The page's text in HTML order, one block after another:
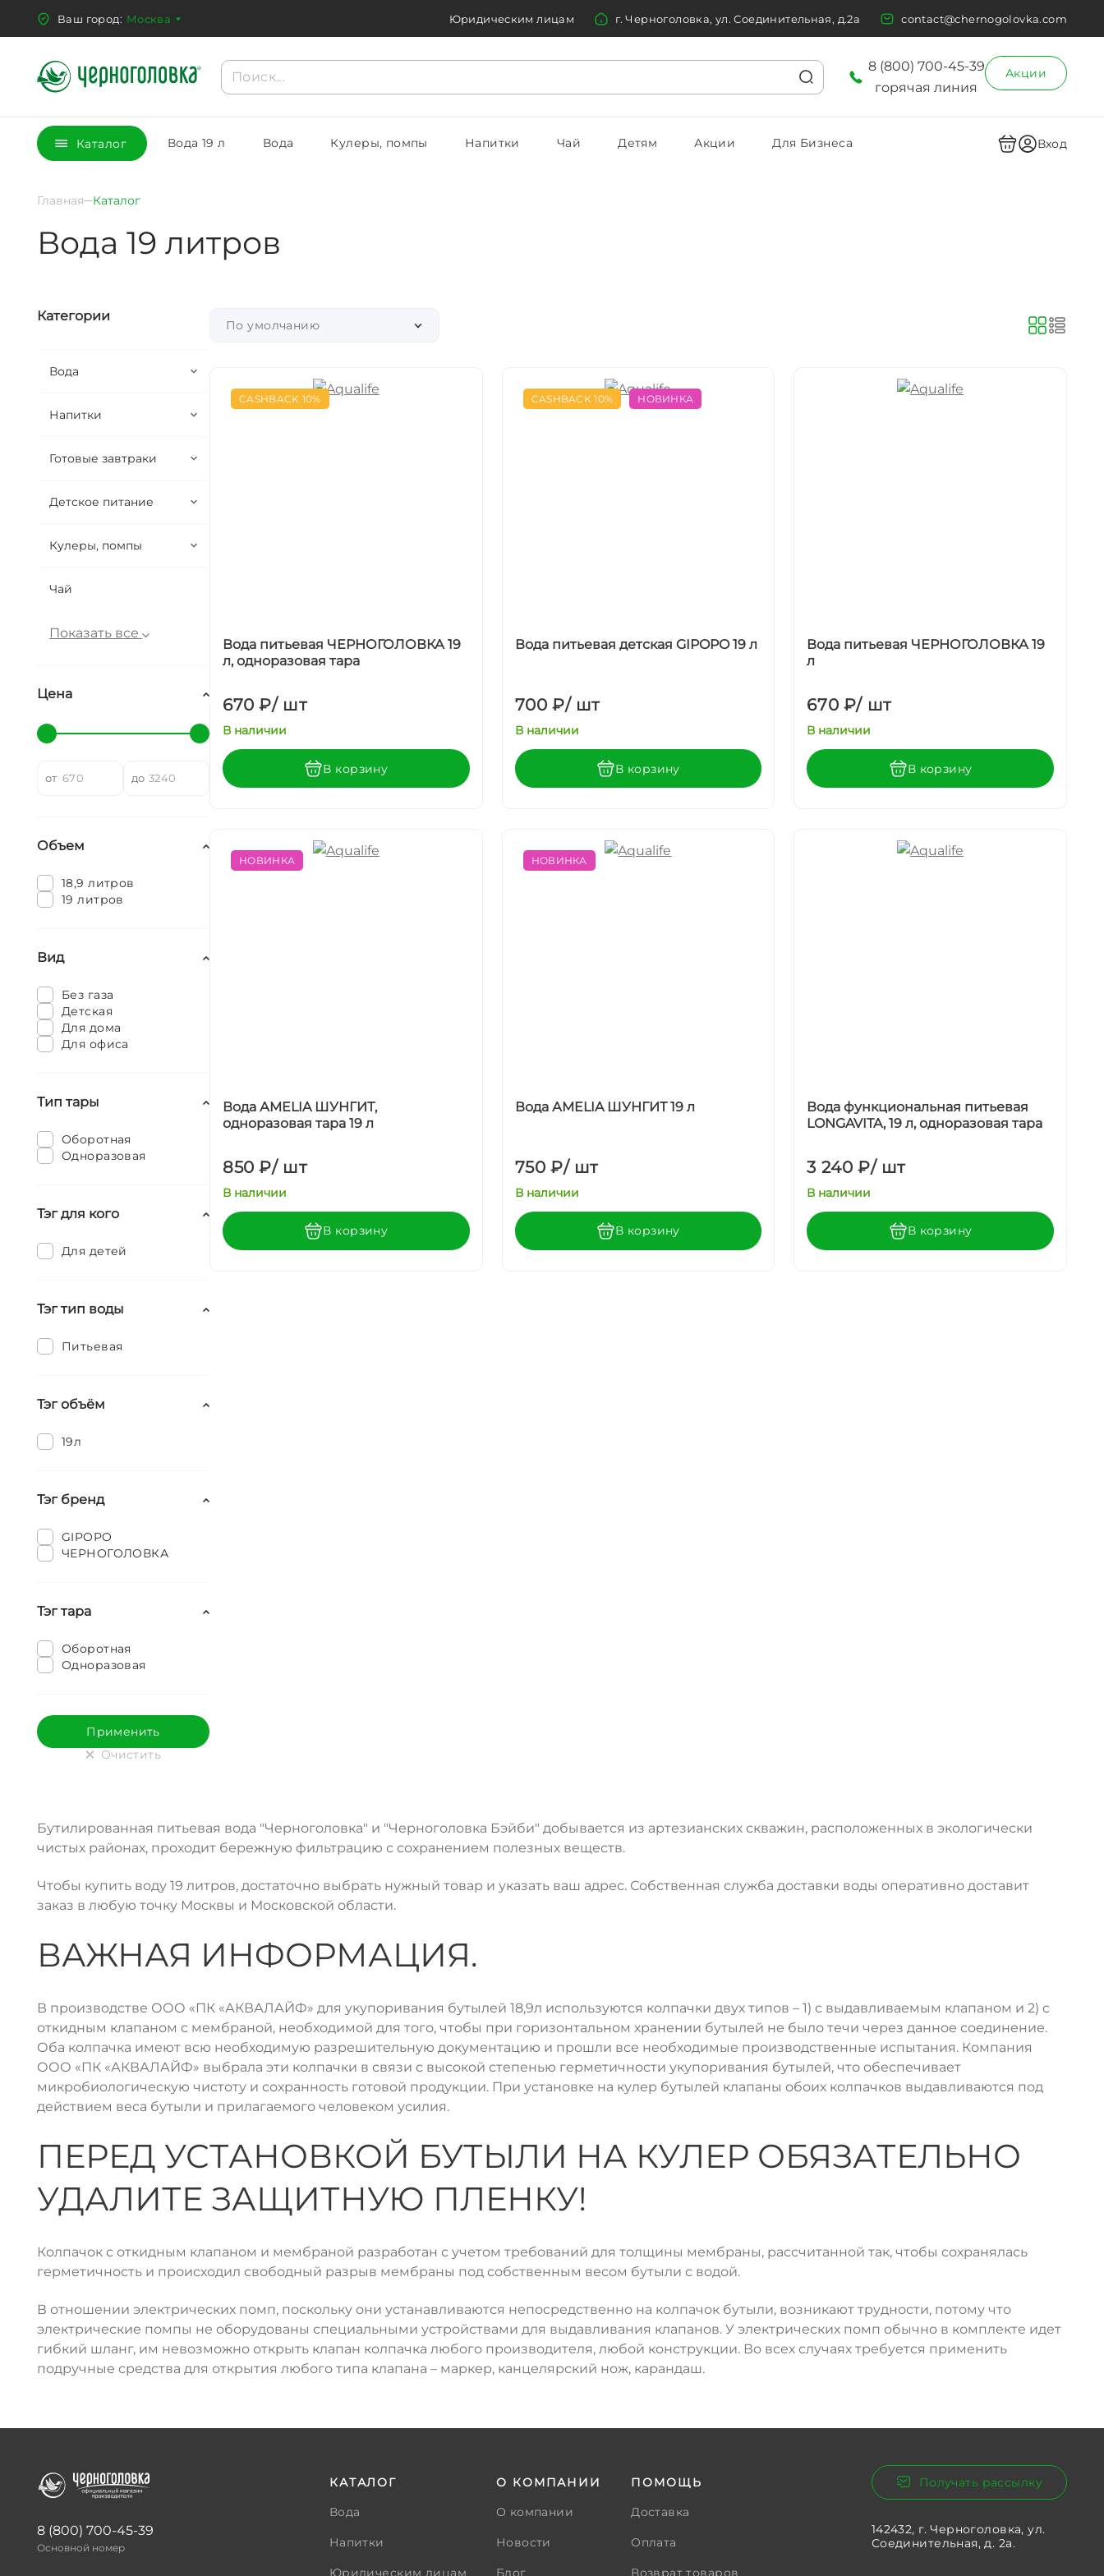
Ваш город: Москва Юридическим лицам г. Черноголовка, ул. Соединительная, д.2а contact@chernogolovka.com
8 (800) 700-45-39
горячая линия
Акции
Каталог Вода 19 л Вода Кулеры, помпы Напитки Чай Детям Акции Для Бизнеса Вход
Главная Каталог
Вода 19 литров
Категории
Вода
Напитки
Готовые завтраки
Детское питание
Кулеры, помпы
Чай
Показать все
Цена
от до
Объем
18,9 литров
19 литров
Вид
Без газа
Детская
Для дома
Для офиса
Тип тары
Оборотная
Одноразовая
Тэг для кого
Для детей
Тэг тип воды
Питьевая
Тэг объём
19л
Тэг бренд
GIPOPO
ЧЕРНОГОЛОВКА
Тэг тара
Оборотная
Одноразовая
Очистить
По умолчанию
CASHBACK 10%
Вода питьевая ЧЕРНОГОЛОВКА 19
л, одноразовая тара
670 ₽/ шт
В наличии
В корзину
CASHBACK 10% НОВИНКА
Вода питьевая детская GIPOPO 19 л
700 ₽/ шт
В наличии
В корзину
Вода питьевая ЧЕРНОГОЛОВКА 19
л
670 ₽/ шт
В наличии
В корзину
НОВИНКА
Вода АMELIA ШУНГИТ,
одноразовая тара 19 л
850 ₽/ шт
В наличии
В корзину
НОВИНКА
Вода АMELIA ШУНГИТ 19 л
750 ₽/ шт
В наличии
В корзину
Вода функциональная питьевая
LONGAVITA, 19 л, одноразовая тара
3 240 ₽/ шт
В наличии
В корзину
Бутилированная питьевая вода "Черноголовка" и "Черноголовка Бэйби" добывается из артезианских скважин, расположенных в экологически
чистых районах, проходит бережную фильтрацию с сохранением полезных веществ.
Чтобы купить воду 19 литров, достаточно выбрать нужный товар и указать ваш адрес. Собственная служба доставки воды оперативно доставит
заказ в любую точку Москвы и Московской области.
ВАЖНАЯ ИНФОРМАЦИЯ.
В производстве ООО «ПК «АКВАЛАЙФ» для укупоривания бутылей 18,9л используются колпачки двух типов – 1) с выдавливаемым клапаном и 2) с
откидным клапаном с мембраной, необходимой для того, чтобы при горизонтальном хранении бутылей не было течи через данное соединение.
Оба колпачка имеют всю необходимую разрешительную документацию и прошли все необходимые производственные испытания. Компания
ООО «ПК «АКВАЛАЙФ» выбрала эти колпачки в связи с высокой степенью герметичности укупоривания бутылей, что обеспечивает
микробиологическую чистоту и сохранность готовой продукции. При установке на кулер бутылей клапаны обоих колпачков выдавливаются под
действием веса бутыли и прилагаемого человеком усилия.
ПЕРЕД УСТАНОВКОЙ БУТЫЛИ НА КУЛЕР ОБЯЗАТЕЛЬНО
УДАЛИТЕ ЗАЩИТНУЮ ПЛЕНКУ!
Колпачок с откидным клапаном и мембраной разработан с учетом требований для толщины мембраны, рассчитанной так, чтобы сохранялась
герметичность и происходил свободный разрыв мембраны под собственным весом бутыли с водой.
В отношении электрических помп, поскольку они устанавливаются непосредственно на колпачок бутыли, возникают трудности, потому что
электрические помпы не оборудованы специальными устройствами для выдавливания клапанов. У электрических помп обычно в комплекте идет
гибкий шланг, им невозможно открыть клапан колпачка любого производителя, любой конструкции. Во всех случаях требуется применить
подручные средства для открытия любого типа клапана – маркер, канцелярский нож, карандаш.
8 (800) 700-45-39
Основной номер
КАТАЛОГ
Вода
Напитки
Юридическим лицам
О КОМПАНИИ
О компании
Новости
Блог
ПОМОЩЬ
Доставка
Оплата
Возврат товаров
Получать рассылку
142432, г. Черноголовка, ул.
Соединительная, д. 2а.